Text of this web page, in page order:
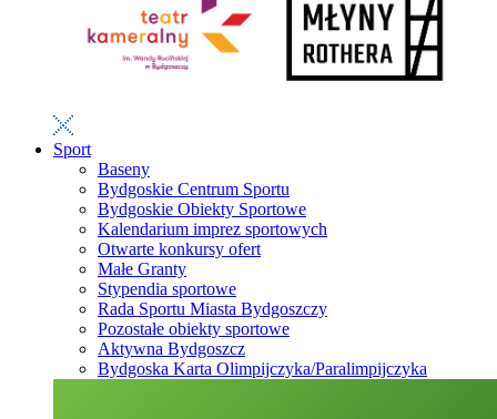
Sport
Baseny
Bydgoskie Centrum Sportu
Bydgoskie Obiekty Sportowe
Kalendarium imprez sportowych
Otwarte konkursy ofert
Małe Granty
Stypendia sportowe
Rada Sportu Miasta Bydgoszczy
Pozostałe obiekty sportowe
Aktywna Bydgoszcz
Bydgoska Karta Olimpijczyka/Paralimpijczyka